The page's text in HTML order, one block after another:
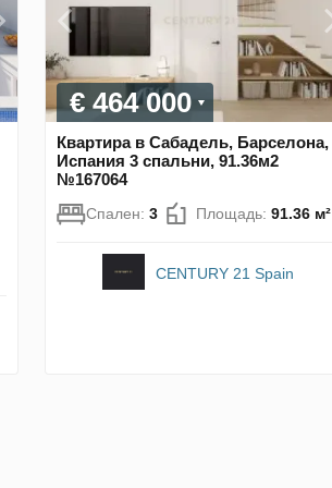
€ 464 000
Квартира в Сабадель, Барселона,
Испания 3 спальни, 91.36м2
№167064
Спален: 3 Площадь: 91.36 м²
CENTURY 21 Spain